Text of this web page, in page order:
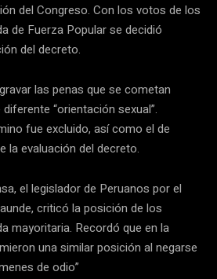
del Congreso. Con los votos de los
de Fuerza Popular se decidió
del decreto.
las penas que se cometan
“orientación sexual”.
fue excluido, así como el de
la evaluación del decreto.
el legislador de Peruanos por el
criticó la posición de los
mayoritaria. Recordó que en la
una similar posición al negarse
de odio”